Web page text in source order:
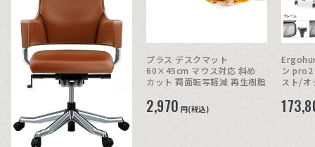
プラス デスクマット
60×45cm マウス対応 斜め
カット 両面転写軽減 再生樹脂
2,970 円(税込)
ン pro2
スト/オ